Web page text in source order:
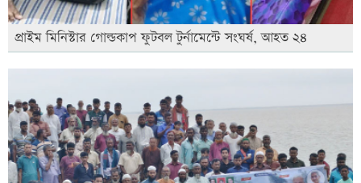
প্রাইম মিনিস্টার গোল্ডকাপ ফুটবল টুর্নামেন্টে সংঘর্ষ, আহত ২৪